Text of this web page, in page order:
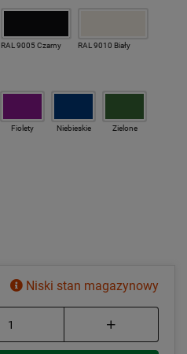
RAL 9005 Czarny RAL 9010 Biały
Fiolety Niebieskie Zielone
Niski stan magazynowy